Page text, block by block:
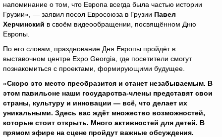
напоминание о том, что Европа всегда была частью истории
Грузии», — заявил посол Евросоюза в Грузии Павел
Херчинский в своём видеообращении, посвящённом Дню
Европы.
По его словам, празднование Дня Европы пройдёт в
выставочном центре Expo Georgia, где посетители смогут
познакомиться с проектами, формирующими будущее.
«Скоро это место преобразится и станет незабываемым. В
этом павильоне наши государства-члены представят свои
страны, культуру и инновации — всё, что делает их
уникальными. Здесь вас ждёт множество возможностей,
которые стоит открыть. Много активностей для детей. В
прямом эфире на сцене пройдут важные обсуждения.